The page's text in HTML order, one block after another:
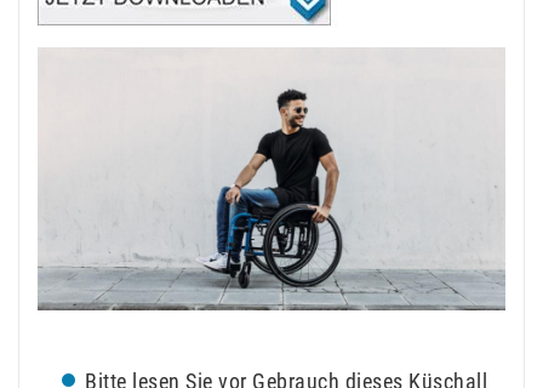
Bitte lesen Sie vor Gebrauch dieses Küschall